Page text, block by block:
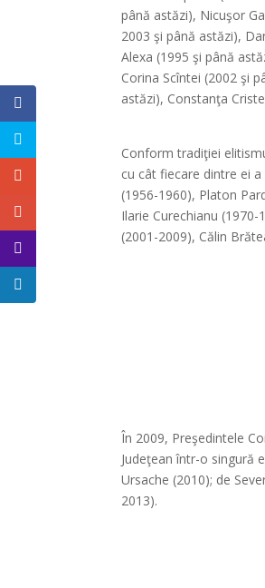
până astăzi), Nicuşor
2003 şi până astăzi),
Alexa (1995 şi până
Corina Scîntei (2002 şi
astăzi), Constanţa
Conform tradiţiei
cu cât fiecare dintre ei
(1956-1960), Platon
Ilarie Curechianu
(2001-2009), Călin
În 2009, Preşedintele
Judeţean într-o singură
Ursache (2010); de
2013).